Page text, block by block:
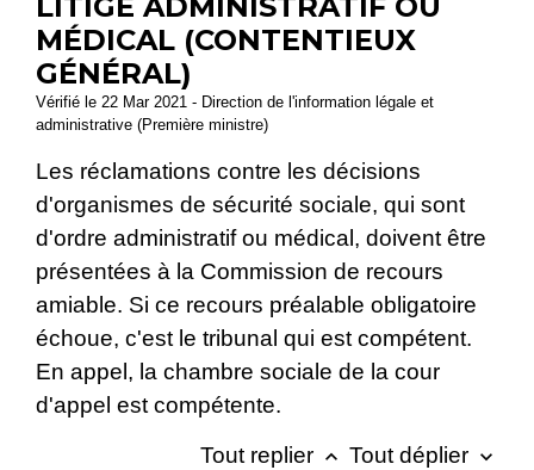
MÉDICAL (CONTENTIEUX
GÉNÉRAL)
Vérifié le 22 Mar 2021 - Direction de l'information légale et
administrative (Première ministre)
Les réclamations contre les décisions
d'organismes de sécurité sociale, qui sont
d'ordre administratif ou médical, doivent être
présentées à la Commission de recours
amiable. Si ce recours préalable obligatoire
échoue, c'est le tribunal qui est compétent.
En appel, la chambre sociale de la cour
d'appel est compétente.
Tout replier keyboard_arrow_up Tout déplier keyboard_arrow_down